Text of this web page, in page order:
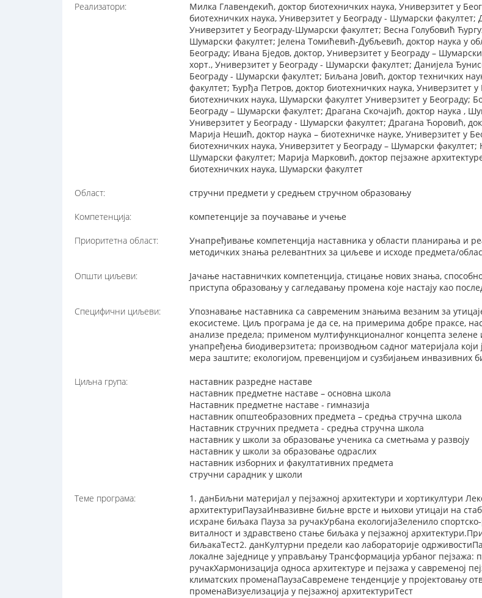
Реализатори:
Милка Главендекић, доктор биотехничких наука, Универзитет у
биотехничких наука, Универзитет у Београду - Шумарски
Универзитет у Београду-Шумарски факултет; Весна Голубовић
Шумарски факултет; Јелена Томићевић-Дубљевић, доктор наука у
Београду; Ивана Бједов, доктор, Универзитет у Београду –
хорт., Универзитет у Београду - Шумарски факултет; Данијела
Београду - Шумарски факултет; Биљана Јовић, доктор техничких
факултет; Ђурђа Петров, доктор биотехничких наука, Универзитет
биотехничких наука, Шумарски факултет Универзитет у Београду;
Београду – Шумарски факултет; Драгана Скочајић, доктор наука ,
Универзитет у Београду - Шумарски факултет; Драгана Ћоровић,
Марија Нешић, доктор наука – биотехничке науке, Универзитет у
биотехничких наука, Универзитет у Београду – Шумарски
Шумарски факултет; Марија Марковић, доктор пејзажне
биотехничких наука, Шумарски факултет
Област: стручни предмети у средњем стручном образовању
Компетенција: компетенције за поучавање и учење
Приоритетна област:
Унапређивање компетенција наставника у области планирања и
методичких знања релевантних за циљеве и исходе предмета/
Општи циљеви:
Јачање наставничких компетенција, стицање нових знања,
приступа образовању у сагледавању промена које настају као
Специфични циљеви:
Упознавање наставника са савременим знањима везаним за
екосистеме. Циљ програма је да се, на примерима добре праксе,
анализе предела; применом мултифункционалног концепта
унапређења биодиверзитета; производњом садног материјала
мера заштите; екологијом, превенцијом и сузбијањем инвазивних
Циљна група:
наставник разредне наставе
наставник предметне наставе – основна школа
Наставник предметне наставе - гимназија
наставник општеобразовних предмета – средња стручна школа
Наставник стручних предмета - средња стручна школа
наставник у школи за образовање ученика са сметњама у развоју
наставник у школи за образовање одраслих
наставник изборних и факултативних предмета
стручни сарадник у школи
Теме програма:
1. данБиљни материјал у пејзажној архитектури и хортикултури
архитектуриПаузаИнвазивне биљне врсте и њихови утицаји на
исхране биљака Пауза за ручакУрбана екологијаЗеленило
виталност и здравствено стање биљака у пејзажној
биљакаТест2. данКултурни предели као лабораторије
локалне заједнице у управљању Трансформација урбаног пејзажа:
ручакХармонизацијa односа архитектуре и пејзажа у савременој
климатских променаПаузаСавремене тенденције у пројектовању
променаВизуелизација у пејзажној архитектуриТест